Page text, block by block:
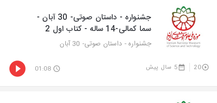
جشنواره - داستان صوتی- 30 آبان -
سما کمالی-14 ساله - کتاب اول 2
جشنواره - داستان صوتی- 30 آبان
20 5 سال پیش 01:08